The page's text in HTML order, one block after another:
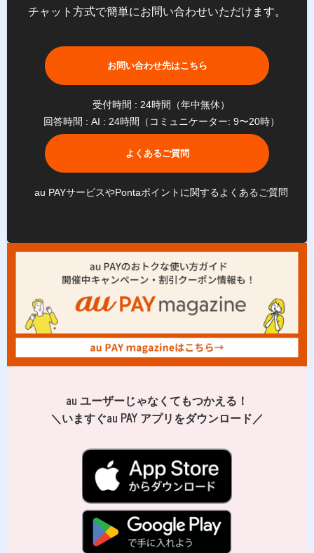
チャット方式で簡単にお問い合わせいただけます。
お問い合わせ先はこちら
受付時間 : 24時間（年中無休）
回答時間 : AI : 24時間（コミュニケーター: 9〜20時）
よくあるご質問
au PAYサービスやPontaポイントに関するよくあるご質問
au ユーザーじゃなくてもつかえる！
＼いますぐau PAY アプリをダウンロード／